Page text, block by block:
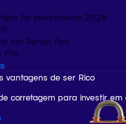
Ao Investimento 2026
em Renda Fixa
FIIs
vantagens de ser Rico
corretagem para investir